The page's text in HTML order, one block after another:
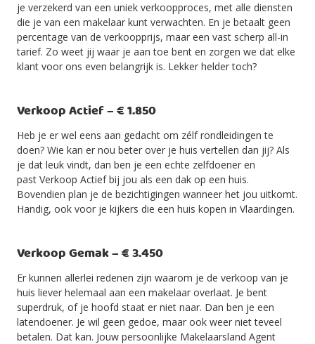
je verzekerd van een uniek verkoopproces, met alle diensten
die je van een makelaar kunt verwachten. En je betaalt geen
percentage van de verkoopprijs, maar een vast scherp all-in
tarief. Zo weet jij waar je aan toe bent en zorgen we dat elke
klant voor ons even belangrijk is. Lekker helder toch?
Verkoop Actief – € 1.850
Heb je er wel eens aan gedacht om zélf rondleidingen te
doen? Wie kan er nou beter over je huis vertellen dan jij? Als
je dat leuk vindt, dan ben je een echte zelfdoener en
past Verkoop Actief bij jou als een dak op een huis.
Bovendien plan je de bezichtigingen wanneer het jou uitkomt.
Handig, ook voor je kijkers die een huis kopen in Vlaardingen.
Verkoop Gemak – € 3.450
Er kunnen allerlei redenen zijn waarom je de verkoop van je
huis liever helemaal aan een makelaar overlaat. Je bent
superdruk, of je hoofd staat er niet naar. Dan ben je een
latendoener. Je wil geen gedoe, maar ook weer niet teveel
betalen. Dat kan. Jouw persoonlijke Makelaarsland Agent